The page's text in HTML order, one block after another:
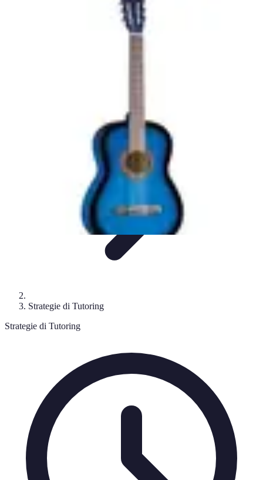
Strategie di Tutoring
Strategie di Tutoring
Strategie di Tutoring